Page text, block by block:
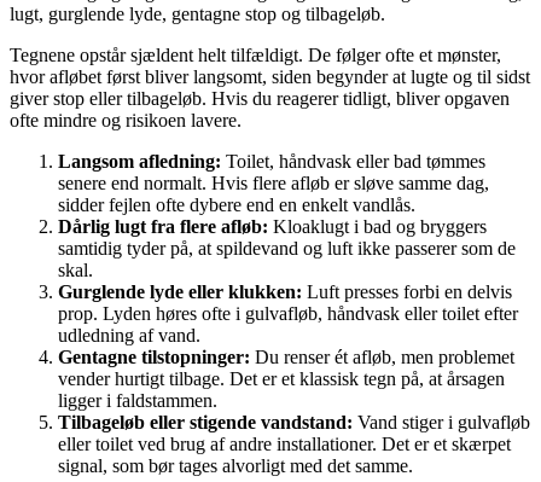
lugt, gurglende lyde, gentagne stop og tilbageløb.
Tegnene opstår sjældent helt tilfældigt. De følger ofte et mønster,
hvor afløbet først bliver langsomt, siden begynder at lugte og til sidst
giver stop eller tilbageløb. Hvis du reagerer tidligt, bliver opgaven
ofte mindre og risikoen lavere.
Langsom afledning: Toilet, håndvask eller bad tømmes
senere end normalt. Hvis flere afløb er sløve samme dag,
sidder fejlen ofte dybere end en enkelt vandlås.
Dårlig lugt fra flere afløb: Kloaklugt i bad og bryggers
samtidig tyder på, at spildevand og luft ikke passerer som de
skal.
Gurglende lyde eller klukken: Luft presses forbi en delvis
prop. Lyden høres ofte i gulvafløb, håndvask eller toilet efter
udledning af vand.
Gentagne tilstopninger: Du renser ét afløb, men problemet
vender hurtigt tilbage. Det er et klassisk tegn på, at årsagen
ligger i faldstammen.
Tilbageløb eller stigende vandstand: Vand stiger i gulvafløb
eller toilet ved brug af andre installationer. Det er et skærpet
signal, som bør tages alvorligt med det samme.